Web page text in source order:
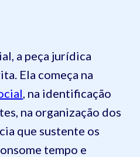
a peça jurídica
Ela começa na
, na identificação
na organização dos
que sustente os
tempo e